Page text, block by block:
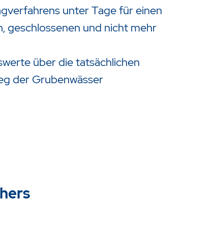
unter Tage für einen
geschlossenen und nicht mehr
über die tatsächlichen
der Grubenwässer